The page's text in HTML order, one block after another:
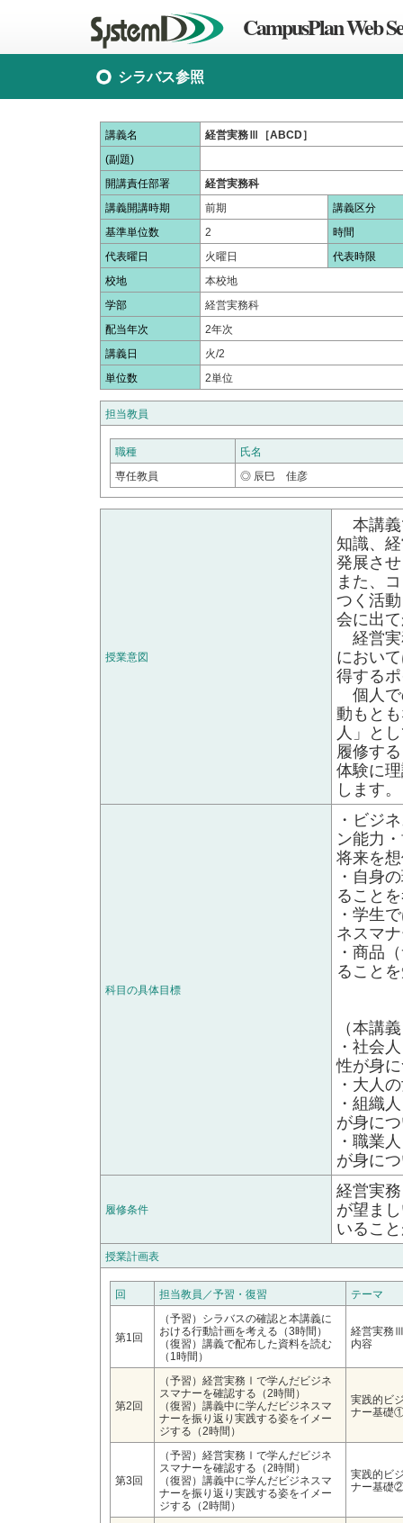
CampusPlan Web
シラバス参照
講義名
経営実務Ⅲ［ABCD］
(副題)
開講責任部署
経営実務科
講義開講時期
前期
講義区分
基準単位数
2
時間
代表曜日
火曜日
代表時限
校地
本校地
学部
経営実務科
配当年次
2年次
講義日
火/2
単位数
2単位
担当教員
職種
氏名
専任教員
◎ 辰巳 佳彦
授業意図
本講義
知識、
発展さ
また、
つく活
会に出
経営実
におい
得する
個人で
動もと
人」と
履修す
体験に
します。
科目の具体目標
・ビジ
ン能力
将来を
・自身
ること
・学生
ネスマ
・商品
ること
（本講
・社会
性が身
・大人
・組織
が身に
・職業
が身に
履修条件
経営実
が望ま
いるこ
授業計画表
回 担当教員／予習・復習 テーマ
第1回
（予習）シラバスの確認と本講義に
おける行動計画を考える（3時間）
（復習）講義で配布した資料を読む
（1時間）
経営実務
内容
第2回
（予習）経営実務Ⅰで学んだビジネ
スマナーを確認する（2時間）
（復習）講義中に学んだビジネスマ
ナーを振り返り実践する姿をイメー
ジする（2時間）
実践的ビ
ナー基礎
第3回
（予習）経営実務Ⅰで学んだビジネ
スマナーを確認する（2時間）
（復習）講義中に学んだビジネスマ
ナーを振り返り実践する姿をイメー
ジする（2時間）
実践的ビ
ナー基礎